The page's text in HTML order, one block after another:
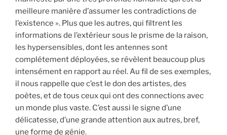
meilleure manière d’assumer les contradictions de
l’existence ». Plus que les autres, qui filtrent les
informations de l’extérieur sous le prisme de la raison,
les hypersensibles, dont les antennes sont
complétement déployées, se révèlent beaucoup plus
intensément en rapport au réel. Au fil de ses exemples,
il nous rappelle que c’est le don des artistes, des
poètes, et de tous ceux qui ont des connections avec
un monde plus vaste. C’est aussi le signe d’une
délicatesse, d’une grande attention aux autres, bref,
une forme de génie.